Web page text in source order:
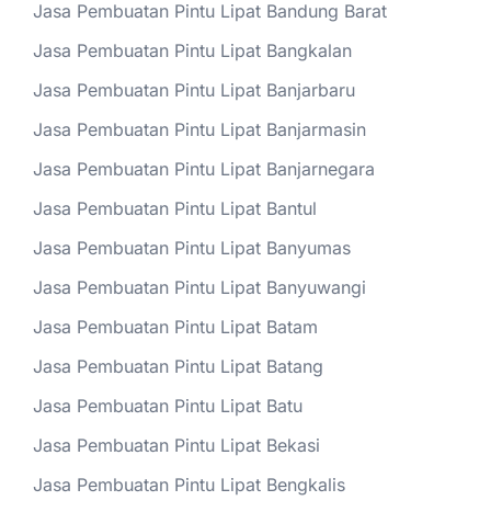
Jasa Pembuatan Pintu Lipat Bandung Barat
Jasa Pembuatan Pintu Lipat Bangkalan
Jasa Pembuatan Pintu Lipat Banjarbaru
Jasa Pembuatan Pintu Lipat Banjarmasin
Jasa Pembuatan Pintu Lipat Banjarnegara
Jasa Pembuatan Pintu Lipat Bantul
Jasa Pembuatan Pintu Lipat Banyumas
Jasa Pembuatan Pintu Lipat Banyuwangi
Jasa Pembuatan Pintu Lipat Batam
Jasa Pembuatan Pintu Lipat Batang
Jasa Pembuatan Pintu Lipat Batu
Jasa Pembuatan Pintu Lipat Bekasi
Jasa Pembuatan Pintu Lipat Bengkalis